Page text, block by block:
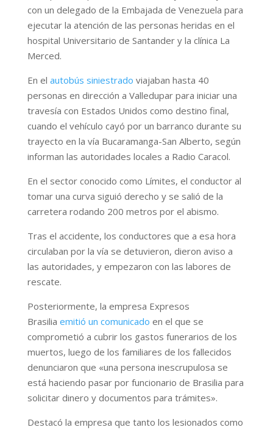
con un delegado de la Embajada de Venezuela para
ejecutar la atención de las personas heridas en el
hospital Universitario de Santander y la clínica La
Merced.
En el autobús siniestrado viajaban hasta 40
personas en dirección a Valledupar para iniciar una
travesía con Estados Unidos como destino final,
cuando el vehículo cayó por un barranco durante su
trayecto en la vía Bucaramanga-San Alberto, según
informan las autoridades locales a Radio Caracol.
En el sector conocido como Límites, el conductor al
tomar una curva siguió derecho y se salió de la
carretera rodando 200 metros por el abismo.
Tras el accidente, los conductores que a esa hora
circulaban por la vía se detuvieron, dieron aviso a
las autoridades, y empezaron con las labores de
rescate.
Posteriormente, la empresa Expresos
Brasilia emitió un comunicado en el que se
comprometió a cubrir los gastos funerarios de los
muertos, luego de los familiares de los fallecidos
denunciaron que «una persona inescrupulosa se
está haciendo pasar por funcionario de Brasilia para
solicitar dinero y documentos para trámites».
Destacó la empresa que tanto los lesionados como